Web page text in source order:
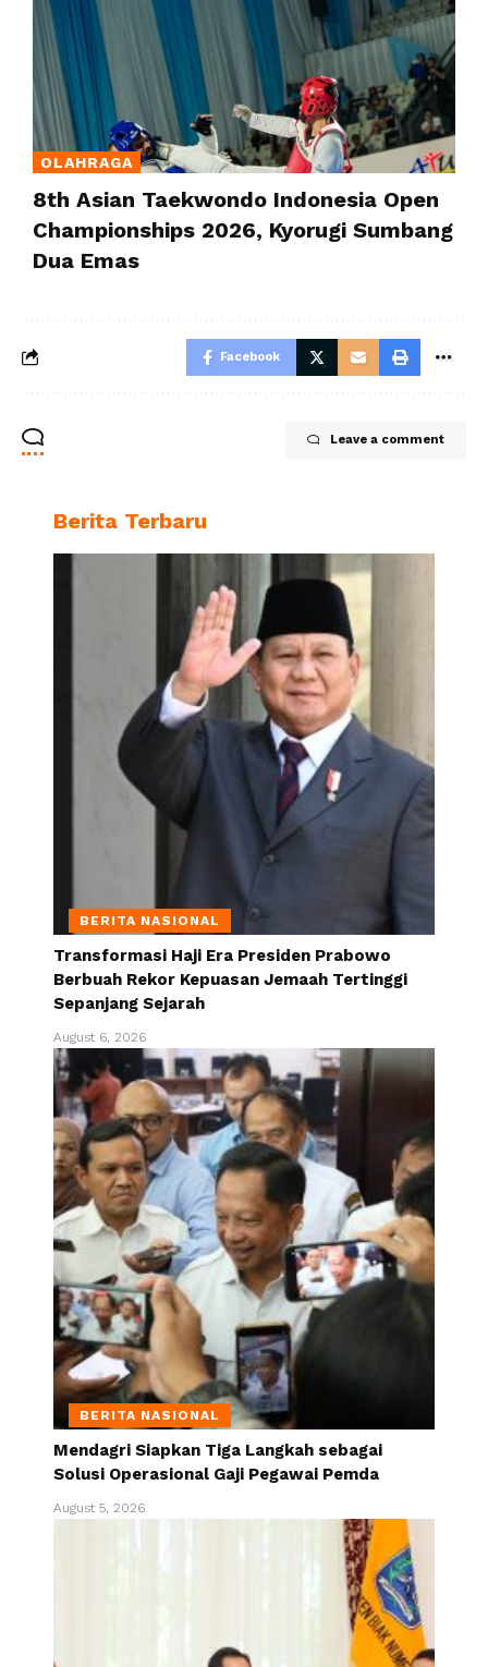
OLAHRAGA
8th Asian Taekwondo Indonesia Open
Championships 2026, Kyorugi Sumbang
Dua Emas
Facebook
Leave a comment
Berita Terbaru
BERITA NASIONAL
Transformasi Haji Era Presiden Prabowo
Berbuah Rekor Kepuasan Jemaah Tertinggi
Sepanjang Sejarah
August 6, 2026
BERITA NASIONAL
Mendagri Siapkan Tiga Langkah sebagai
Solusi Operasional Gaji Pegawai Pemda
August 5, 2026